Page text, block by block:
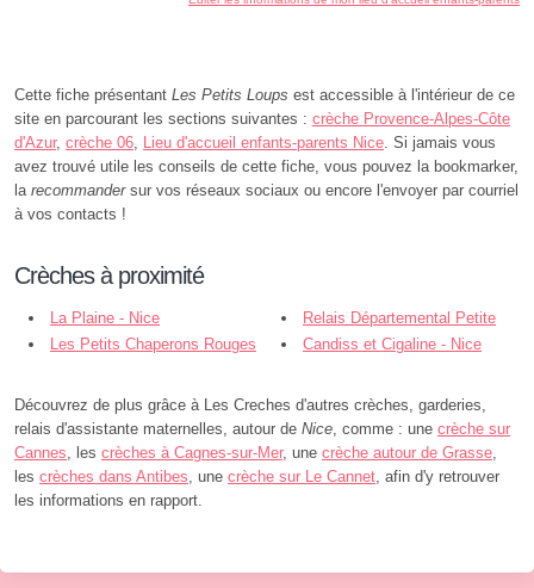
Cette fiche présentant Les Petits Loups est accessible à l'intérieur de ce
site en parcourant les sections suivantes : crèche Provence-Alpes-Côte
d'Azur, crèche 06 Lieu d'accueil enfants-parents Nice . Si jamais vous
avez trouvé utile les conseils de cette fiche, vous pouvez la bookmarker,
la recommandersur vos réseaux sociaux ou encore l'envoyer par courriel
à vos contacts !
Crèches à proximité
La Plaine - Nice
Relais Départemental Petite
Enfance - Alpes Maritimes - Nice
Les Petits Chaperons Rouges
Candiss et Cigaline - Nice
Découvrez de plus grâce à Les Creches d'autres crèches, garderies,
relais d'assistante maternelles, autour de Nice , comme : une crèche sur
Cannes , les crèches à Cagnes-sur-Mer, une crèche autour de Grasse
les crèches dans Antibes , une crèche sur Le Cannet , afin d'y retrouver
les informations en rapport.